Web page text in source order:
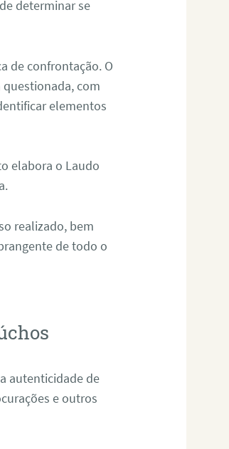
determinar se
de confrontação. O
questionada, com
elementos
elabora o Laudo
realizado, bem
de todo o
autenticidade de
e outros